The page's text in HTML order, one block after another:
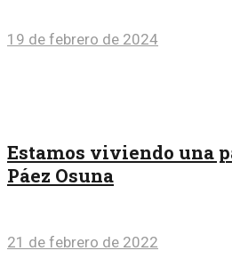
19 de febrero de 2024
Estamos viviendo una
Páez Osuna
21 de febrero de 2022